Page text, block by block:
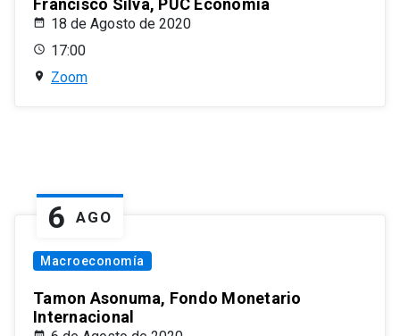
Francisco Silva, PUC Economía
18 de Agosto de 2020
17:00
Zoom
6 AGO
Macroeconomía
Tamon Asonuma, Fondo Monetario
Internacional